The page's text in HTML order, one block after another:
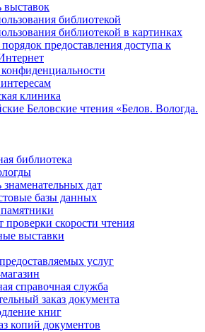
выставок
библиотекой
библиотекой в картинках
предоставления доступа к
клиника
Беловские чтения «Белов. Вологда.
библиотека
знаменательных дат
базы данных
проверки скорости чтения
выставки
услуг
справочная служба
заказ документа
книг
копий документов